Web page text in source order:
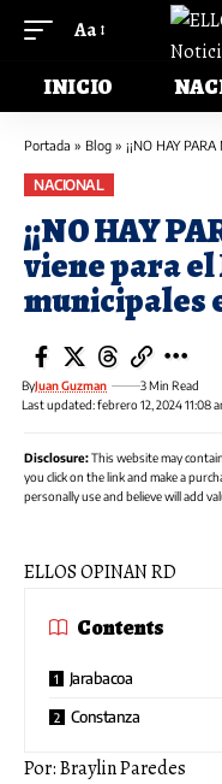
Aa
INICIO
Portada » Blog » ¡¡NO HAY PARA
NACIONAL
¡¡NO HAY
viene para el
municipales
Last updated: febrero 12, 2024 11:08
ByJuan Guzman 3 Min Read
Disclosure:This website may
you click on the link and make a
personally use and believe will add
ELLOS OPINAN RD
Contents
Jarabacoa
Constanza
Por: Braylin Paredes